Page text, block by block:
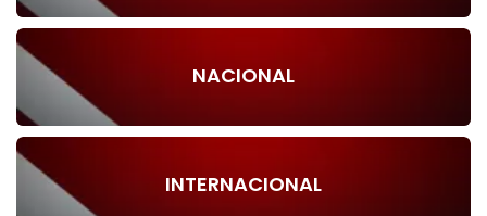
NACIONAL
INTERNACIONAL